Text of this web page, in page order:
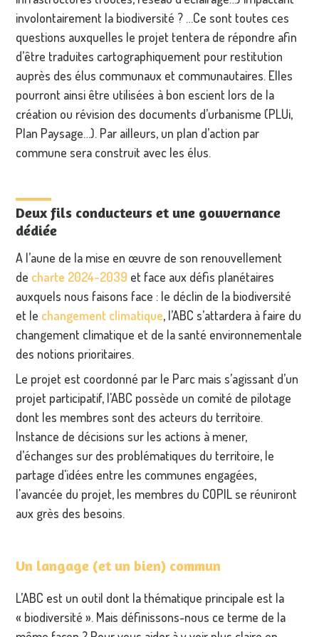
involontairement la biodiversité ? …Ce sont toutes ces
questions auxquelles le projet tentera de répondre afin
d’être traduites cartographiquement pour restitution
auprès des élus communaux et communautaires. Elles
pourront ainsi être utilisées à bon escient lors de la
création ou révision des documents d’urbanisme (PLUi,
Plan Paysage…). Par ailleurs, un plan d’action par
commune sera construit avec les élus.
Deux fils conducteurs et une gouvernance
dédiée
A l’aune de la mise en œuvre de son renouvellement
de charte 2024-2039 et face aux défis planétaires
auxquels nous faisons face : le déclin de la biodiversité
et le changement climatique, l’ABC s’attardera à faire du
changement climatique et de la santé environnementale
des notions prioritaires.
Le projet est coordonné par le Parc mais s’agissant d’un
projet participatif, l'ABC possède un comité de pilotage
dont les membres sont des acteurs du territoire.
Instance de décisions sur les actions à mener,
d’échanges sur des problématiques du territoire, le
partage d'idées entre les communes engagées,
l'avancée du projet, les membres du COPIL se réuniront
aux grès des besoins.
Un langage (et un bien) commun
L’ABC est un outil dont la thématique principale est la
« biodiversité ». Mais définissons-nous ce terme de la